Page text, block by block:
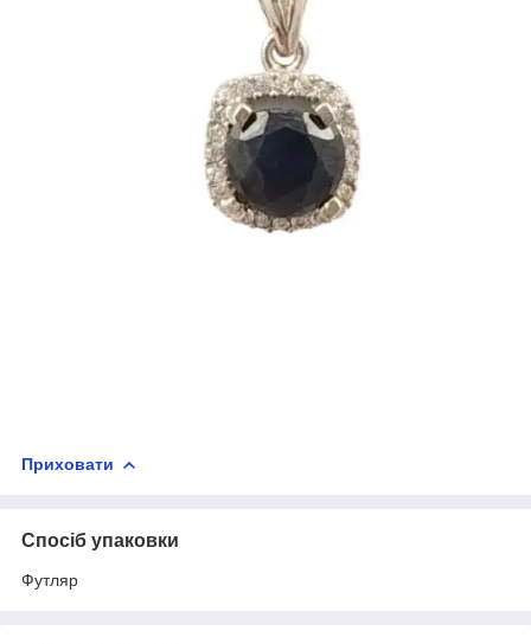
Приховати
Спосіб упаковки
Футляр